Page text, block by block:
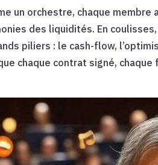
un orchestre, chaque
des liquidités. En
piliers : le cash-flow,
chaque contrat signé,